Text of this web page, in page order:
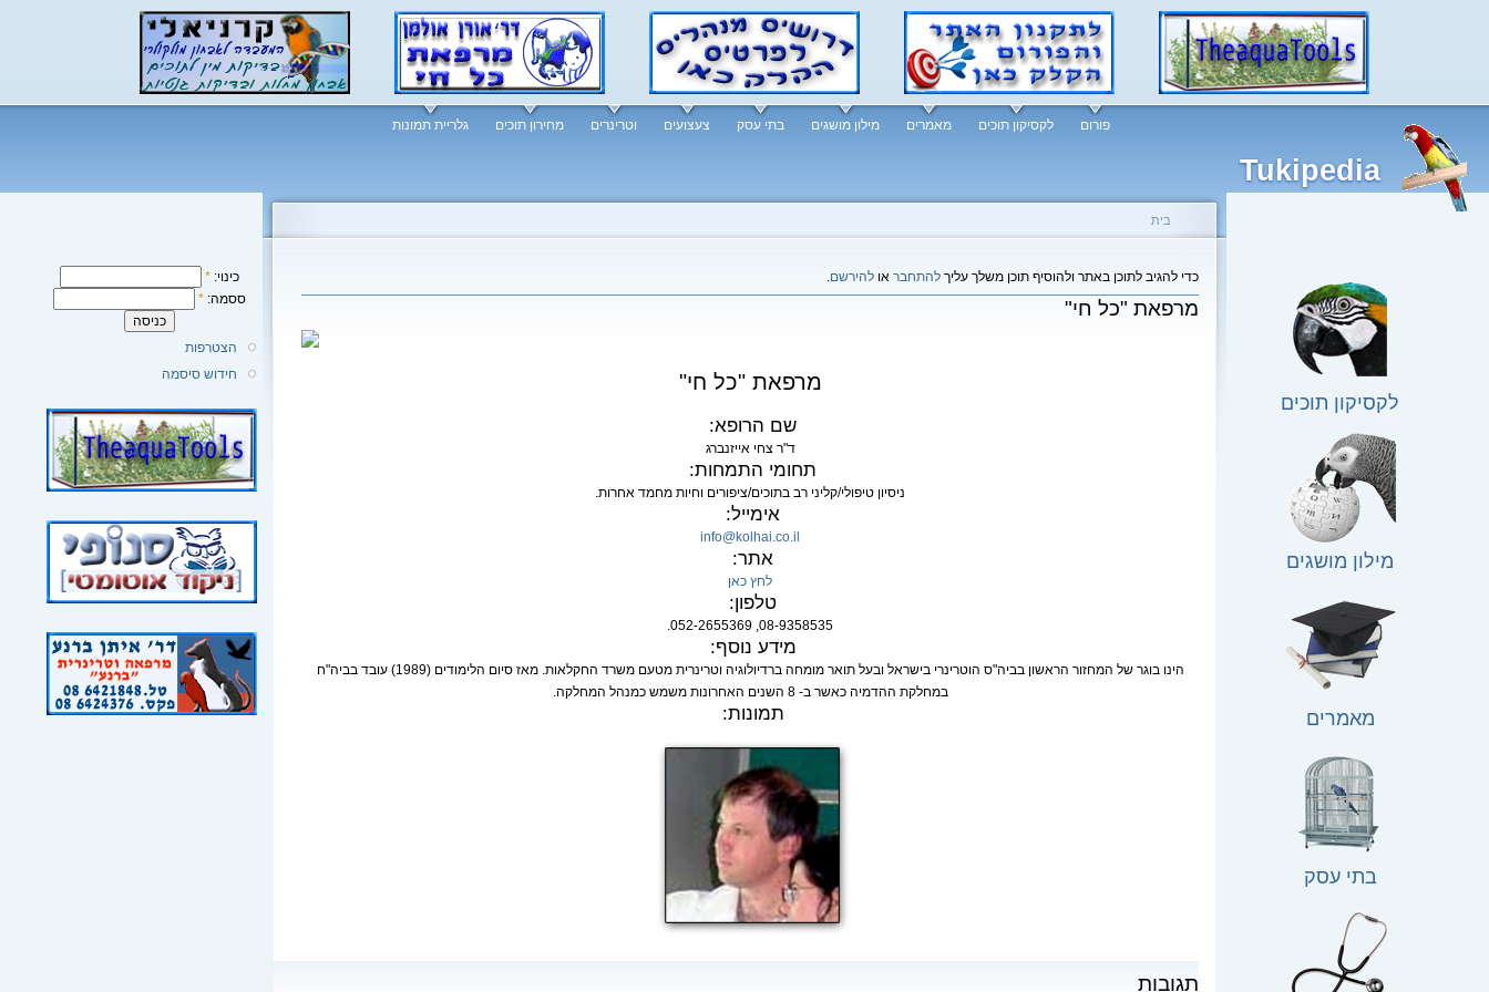
Tukipedia
פורום לקסיקון תוכים מאמרים מילון מושגים בתי עסק צעצועים וטרינרים מחירון תוכים גלריית תמונות
כינוי:*
ססמה:*
הצטרפות
חידוש סיסמה
בית
כדי להגיב לתוכן באתר ולהוסיף תוכן משלך עליך להתחבר או להירשם.
מרפאת "כל חי"
מרפאת "כל חי"
שם הרופא:
ד"ר צחי אייזנברג
תחומי התמחות:
ניסיון טיפולי/קליני רב בתוכים/ציפורים וחיות מחמד אחרות.
אימייל:
info@kolhai.co.il
אתר:
לחץ כאן
טלפון:
08-9358535, 052-2655369.
מידע נוסף:
הינו בוגר של המחזור הראשון בביה"ס הוטרינרי בישראל ובעל תואר מומחה ברדיולוגיה וטרינרית מטעם משרד החקלאות. מאז סיום הלימודים (1989) עובד בביה"ח
במחלקת ההדמיה כאשר ב- 8 השנים האחרונות משמש כמנהל המחלקה.
תמונות:
תגובות
לקסיקון תוכים
מילון מושגים
מאמרים
בתי עסק